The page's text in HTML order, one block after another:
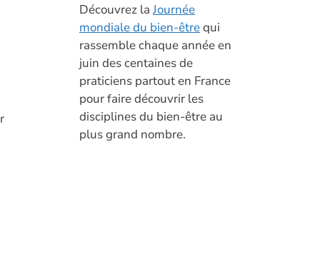
Découvrez laJournée
mondiale du bien-êtrequi
rassemble chaque année en
juin des centaines de
praticiens partout en France
pour faire découvrir les
disciplines du bien-être au
plus grand nombre.